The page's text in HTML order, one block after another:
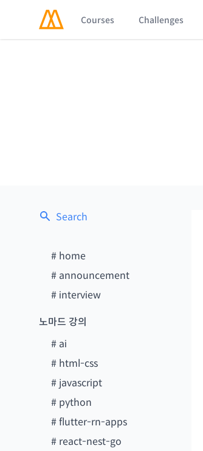
Courses Challenges
Search
# home
# announcement
# interview
노마드 강의
# ai
# html-css
# javascript
# python
#flutter-rn-apps
# react-nest-go